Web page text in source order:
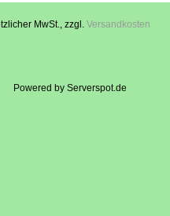
MwSt., zzgl. Versandkosten
Powered by Serverspot.de